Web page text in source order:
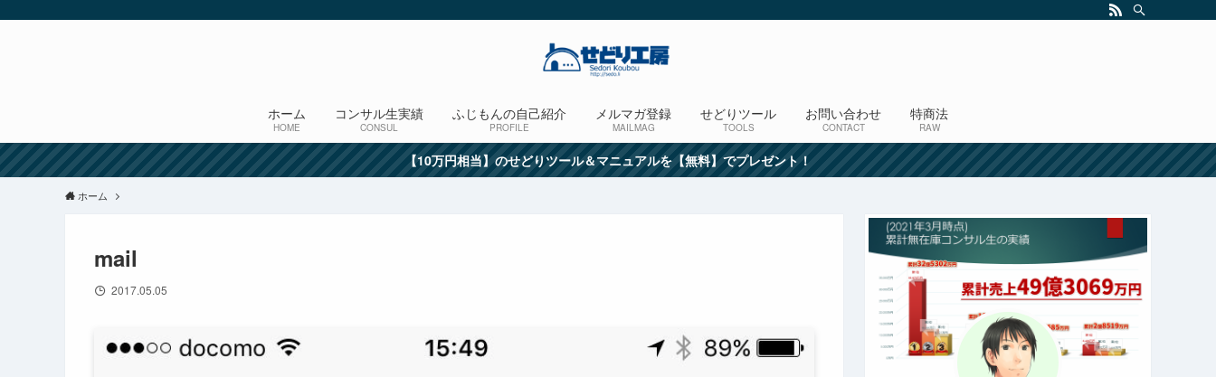
ホーム
HOME
コンサル生実績
CONSUL
ふじもんの自己紹介
PROFILE
メルマガ登録
MAILMAG
せどりツール
TOOLS
お問い合わせ
CONTACT
特商法
RAW
【10万円相当】のせどりツール＆マニュアルを【無料】でプレゼント！
ホーム
mail
2017.05.05